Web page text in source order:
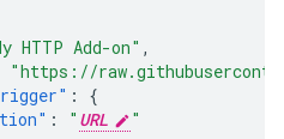
HTTP Add-on" ,
"https://
:
{
: " URL
"